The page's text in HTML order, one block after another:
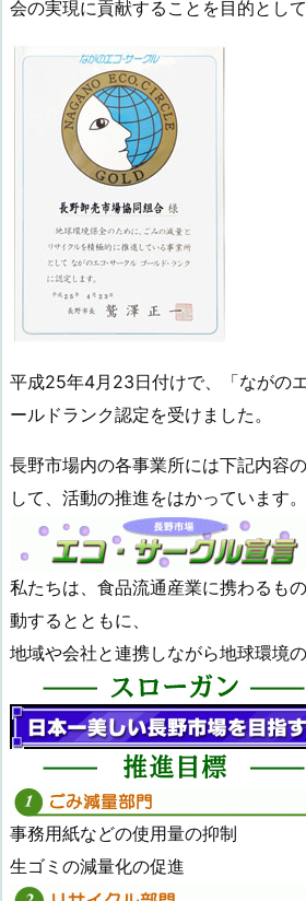
会の実現に貢献することを目的として
平成25年4月23日付けで、「ながの
ールドランク認定を受けました。
長野市場内の各事業所には下記内容
して、活動の推進をはかっています。
私たちは、食品流通産業に携わるも
動するとともに、
地域や会社と連携しながら地球環境
事務用紙などの使用量の抑制
生ゴミの減量化の促進